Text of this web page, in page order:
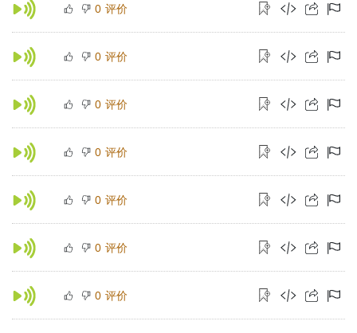
0 评价
0 评价
0 评价
0 评价
0 评价
0 评价
0 评价